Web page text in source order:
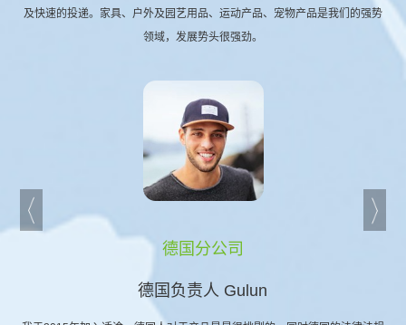
及快速的投递。家具、户外及园艺用品、运动产品、宠物产品是我们的强势
领域，发展势头很强劲。
德国分公司
德国负责人 Gulun